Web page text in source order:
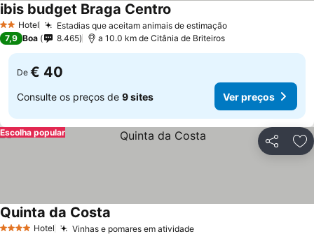
2 Estrelas
Hotel Estadias que aceitam animais de estimação
ibis budget Braga Centro
7,9 Boa 8.465 a 10.0 km de Citânia de Briteiros
De € 40
Consulte os preços de 9 sites Ver preços
Partilhar
Escolha popular
Hotel Vinhas e pomares em atividade
Quinta da Costa